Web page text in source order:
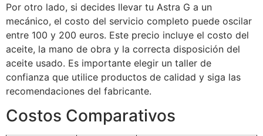
Por otro lado, si decides llevar tu Astra G a un
mecánico, el costo del servicio completo puede oscilar
entre 100 y 200 euros. Este precio incluye el costo del
aceite, la mano de obra y la correcta disposición del
aceite usado. Es importante elegir un taller de
confianza que utilice productos de calidad y siga las
recomendaciones del fabricante.
Costos Comparativos